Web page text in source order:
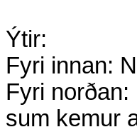
Ýtir:
Fyri innan:
Fyri
sum kemur